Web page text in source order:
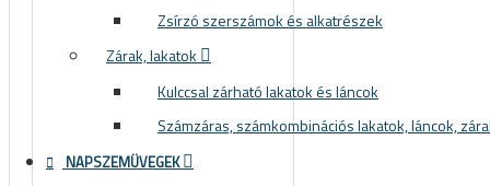
Zsírzó szerszámok és alkatrészek
Zárak, lakatok
Kulccsal zárható lakatok és láncok
Számzáras, számkombinációs lakatok, láncok,
NAPSZEMÜVEGEK